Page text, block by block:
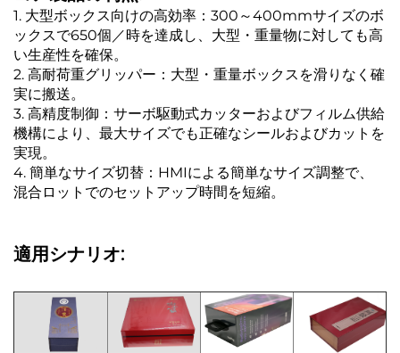
1. 大型ボックス向けの高効率：300～400mmサイズのボ
ックスで650個／時を達成し、大型・重量物に対しても高
い生産性を確保。
2. 高耐荷重グリッパー：大型・重量ボックスを滑りなく確
実に搬送。
3. 高精度制御：サーボ駆動式カッターおよびフィルム供給
機構により、最大サイズでも正確なシールおよびカットを
実現。
4. 簡単なサイズ切替：HMIによる簡単なサイズ調整で、
混合ロットでのセットアップ時間を短縮。
適用シナリオ: